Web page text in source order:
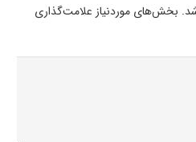
بخش‌های موردنیاز علامت‌گذاری